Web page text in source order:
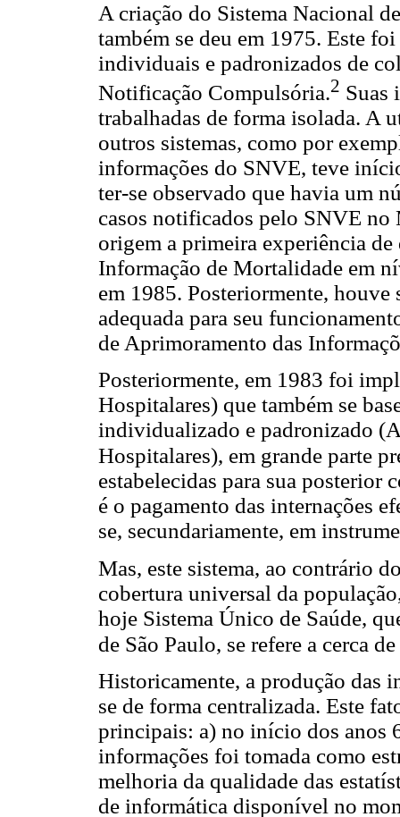
A criação do Sistema Nacional
também se deu em 1975. Este
individuais e padronizados de
Notificação Compulsória.2 Suas
trabalhadas de forma isolada. A
outros sistemas, como por
informações do SNVE, teve
ter-se observado que havia um
casos notificados pelo SNVE
origem a primeira experiência
Informação de Mortalidade em
em 1985. Posteriormente, houve
adequada para seu
de Aprimoramento das
Posteriormente, em 1983 foi
Hospitalares) que também se
individualizado e padronizado
Hospitalares), em grande parte
estabelecidas para sua
é o pagamento das internações
se, secundariamente, em
Mas, este sistema, ao contrário
cobertura universal da
hoje Sistema Único de Saúde,
de São Paulo, se refere a cerca
Historicamente, a produção das
se de forma centralizada. Este
principais: a) no início dos anos
informações foi tomada como
melhoria da qualidade das
de informática disponível no